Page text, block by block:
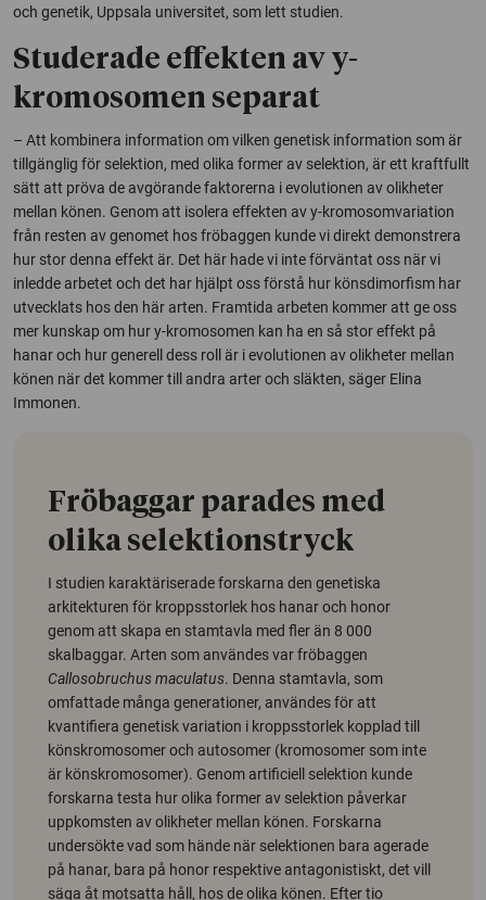
och genetik, Uppsala universitet, som lett studien.
Studerade effekten av y-
kromosomen separat
– Att kombinera information om vilken genetisk information som är
tillgänglig för selektion, med olika former av selektion, är ett kraftfullt
sätt att pröva de avgörande faktorerna i evolutionen av olikheter
mellan könen. Genom att isolera effekten av y-kromosomvariation
från resten av genomet hos fröbaggen kunde vi direkt demonstrera
hur stor denna effekt är. Det här hade vi inte förväntat oss när vi
inledde arbetet och det har hjälpt oss förstå hur könsdimorfism har
utvecklats hos den här arten. Framtida arbeten kommer att ge oss
mer kunskap om hur y-kromosomen kan ha en så stor effekt på
hanar och hur generell dess roll är i evolutionen av olikheter mellan
könen när det kommer till andra arter och släkten, säger Elina
Immonen.
Fröbaggar parades med
olika selektionstryck
I studien karaktäriserade forskarna den genetiska
arkitekturen för kroppsstorlek hos hanar och honor
genom att skapa en stamtavla med fler än 8 000
skalbaggar. Arten som användes var fröbaggen
Callosobruchus maculatus. Denna stamtavla, som
omfattade många generationer, användes för att
kvantifiera genetisk variation i kroppsstorlek kopplad till
könskromosomer och autosomer (kromosomer som inte
är könskromosomer). Genom artificiell selektion kunde
forskarna testa hur olika former av selektion påverkar
uppkomsten av olikheter mellan könen. Forskarna
undersökte vad som hände när selektionen bara agerade
på hanar, bara på honor respektive antagonistiskt, det vill
säga åt motsatta håll, hos de olika könen. Efter tio